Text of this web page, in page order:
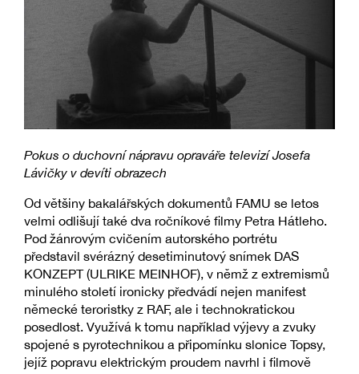
Pokus o duchovní nápravu opraváře televizí Josefa
Lávičky v devíti obrazech
Od většiny bakalářských dokumentů FAMU se letos
velmi odlišují také dva ročníkové filmy Petra Hátleho.
Pod žánrovým cvičením autorského portrétu
představil svérázný desetiminutový snímek DAS
KONZEPT (ULRIKE MEINHOF), v němž z extremismů
minulého století ironicky předvádí nejen manifest
německé teroristky z RAF, ale i technokratickou
posedlost. Využívá k tomu například výjevy a zvuky
spojené s pyrotechnikou a připomínku slonice Topsy,
jejíž popravu elektrickým proudem navrhl i filmově